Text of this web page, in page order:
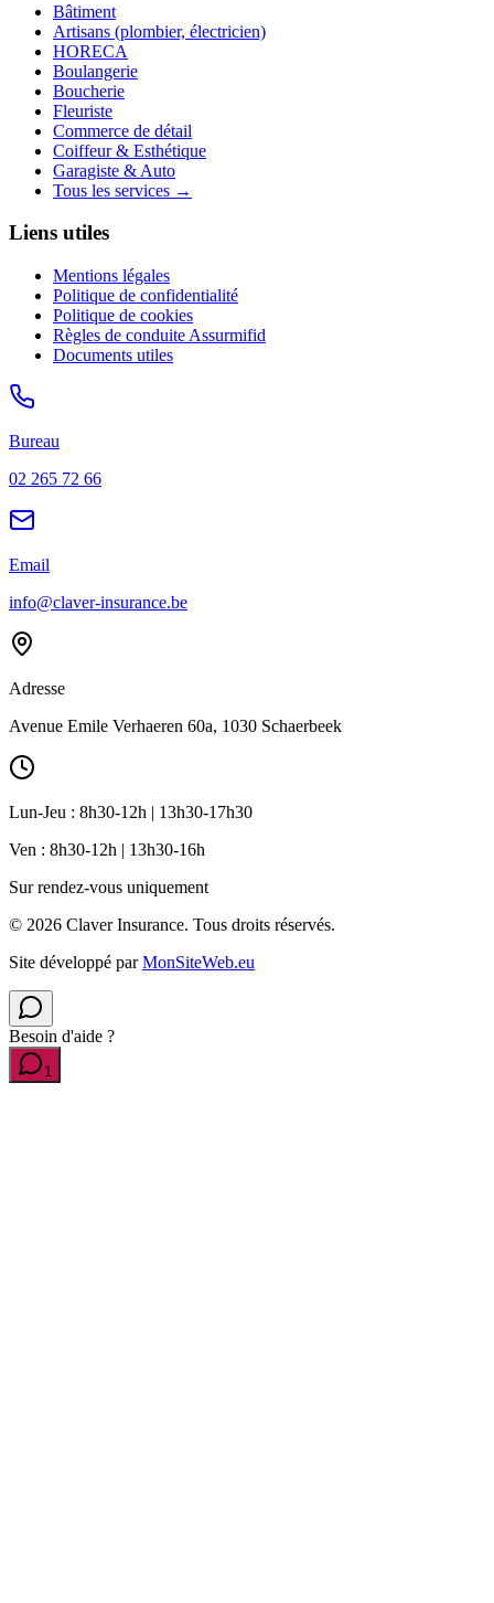
Bâtiment
Artisans (plombier, électricien)
HORECA
Boulangerie
Boucherie
Fleuriste
Commerce de détail
Coiffeur & Esthétique
Garagiste & Auto
Tous les services →
Liens utiles
Mentions légales
Politique de confidentialité
Politique de cookies
Règles de conduite Assurmifid
Documents utiles
Bureau
02 265 72 66
Email
info@claver-insurance.be
Adresse
Avenue Emile Verhaeren 60a, 1030 Schaerbeek
Lun-Jeu : 8h30-12h | 13h30-17h30
Ven : 8h30-12h | 13h30-16h
Sur rendez-vous uniquement
© 2026 Claver Insurance. Tous droits réservés.
Site développé par MonSiteWeb.eu
Besoin d'aide ?
1